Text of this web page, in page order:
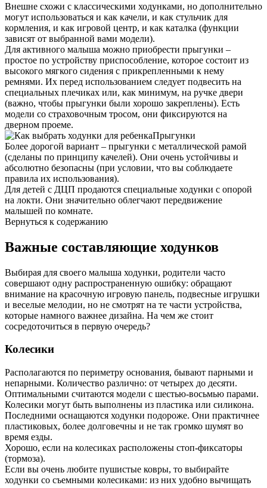
Внешне схожи с классическими ходунками, но дополнительно
могут использоваться и как качели, и как стульчик для
кормления, и как игровой центр, и как каталка (функции
зависят от выбранной вами модели).
Для активного малыша можно приобрести прыгунки –
простое по устройству приспособление, которое состоит из
высокого мягкого сидения с прикрепленными к нему
ремнями. Их перед использованием следует подвесить на
специальных плечиках или, как минимум, на ручке двери
(важно, чтобы прыгунки были хорошо закреплены). Есть
модели со страховочным тросом, они фиксируются на
дверном проеме.
Прыгунки
Более дорогой вариант – прыгунки с металлической рамой
(сделаны по принципу качелей). Они очень устойчивы и
абсолютно безопасны (при условии, что вы соблюдаете
правила их использования).
Для детей с ДЦП продаются специальные ходунки с опорой
на локти. Они значительно облегчают передвижение
малышей по комнате.
Вернуться к содержанию
Важные составляющие ходунков
Выбирая для своего малыша ходунки, родители часто
совершают одну распространенную ошибку: обращают
внимание на красочную игровую панель, подвесные игрушки
и веселые мелодии, но не смотрят на те части устройства,
которые намного важнее дизайна. На чем же стоит
сосредоточиться в первую очередь?
Колесики
Располагаются по периметру основания, бывают парными и
непарными. Количество различно: от четырех до десяти.
Оптимальными считаются модели с шестью-восьмью парами.
Колесики могут быть выполнены из пластика или силикона.
Последними оснащаются ходунки подороже. Они практичнее
пластиковых, более долговечны и не так громко шумят во
время езды.
Хорошо, если на колесиках расположены стоп-фиксаторы
(тормоза).
Если вы очень любите пушистые ковры, то выбирайте
ходунки со съемными колесиками: из них удобно вычищать